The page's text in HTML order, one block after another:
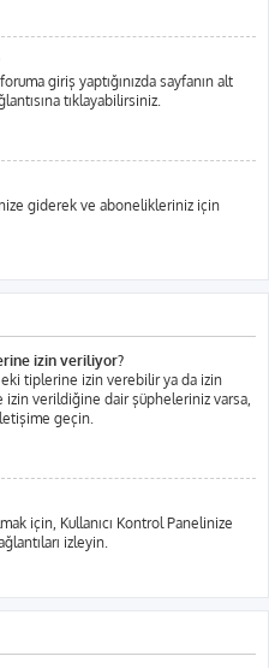
giriş yaptığınızda sayfanın alt
tıklayabilirsiniz.
giderek ve abonelikleriniz için
izin veriliyor?
tiplerine izin verebilir ya da izin
verildiğine dair şüpheleriniz varsa,
geçin.
için, Kullanıcı Kontrol Panelinize
izleyin.